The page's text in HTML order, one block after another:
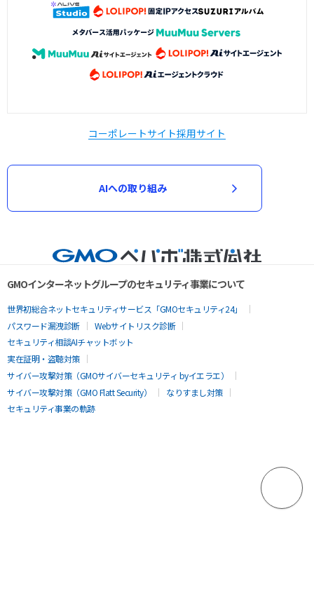
コーポレートサイト採用サイト
AIへの取り組み
GMOインターネットグループのセキュリティ事業について
世界初総合ネットセキュリティサービス「GMOセキュリティ24」
パスワード漏洩診断
Webサイトリスク診断
セキュリティ相談AIチャットボット
実在証明・盗聴対策
サイバー攻撃対策（GMOサイバーセキュリティ byイエラエ）
サイバー攻撃対策（GMO Flatt Security）
なりすまし対策
セキュリティ事業の軌跡